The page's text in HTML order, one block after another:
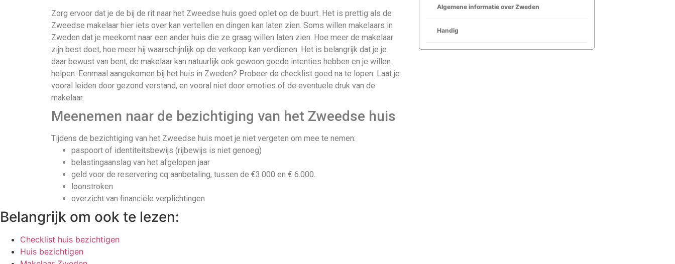
Zorg ervoor dat je de bij de rit naar het Zweedse huis goed oplet op de buurt. Het is prettig als de
Zweedse makelaar hier iets over kan vertellen en dingen kan laten zien. Soms willen makelaars in
Zweden dat je meekomt naar een ander huis die ze graag willen laten zien. Hoe meer de makelaar
zijn best doet, hoe meer hij waarschijnlijk op de verkoop kan verdienen. Het is belangrijk dat je je
daar bewust van bent, de makelaar kan natuurlijk ook gewoon goede intenties hebben en je willen
helpen. Eenmaal aangekomen bij het huis in Zweden? Probeer de checklist goed na te lopen. Laat je
vooral leiden door gezond verstand, en vooral niet door emoties of de eventuele druk van de
makelaar.
Meenemen naar de bezichtiging van het Zweedse huis
Tijdens de bezichtiging van het Zweedse huis moet je niet vergeten om mee te nemen:
paspoort of identiteitsbewijs (rijbewijs is niet genoeg)
belastingaanslag van het afgelopen jaar
geld voor de reservering cq aanbetaling, tussen de €3.000 en € 6.000.
loonstroken
overzicht van financiële verplichtingen
Algemene informatie over Zweden
Handig
Belangrijk om ook te lezen:
Checklist huis bezichtigen
Huis bezichtigen